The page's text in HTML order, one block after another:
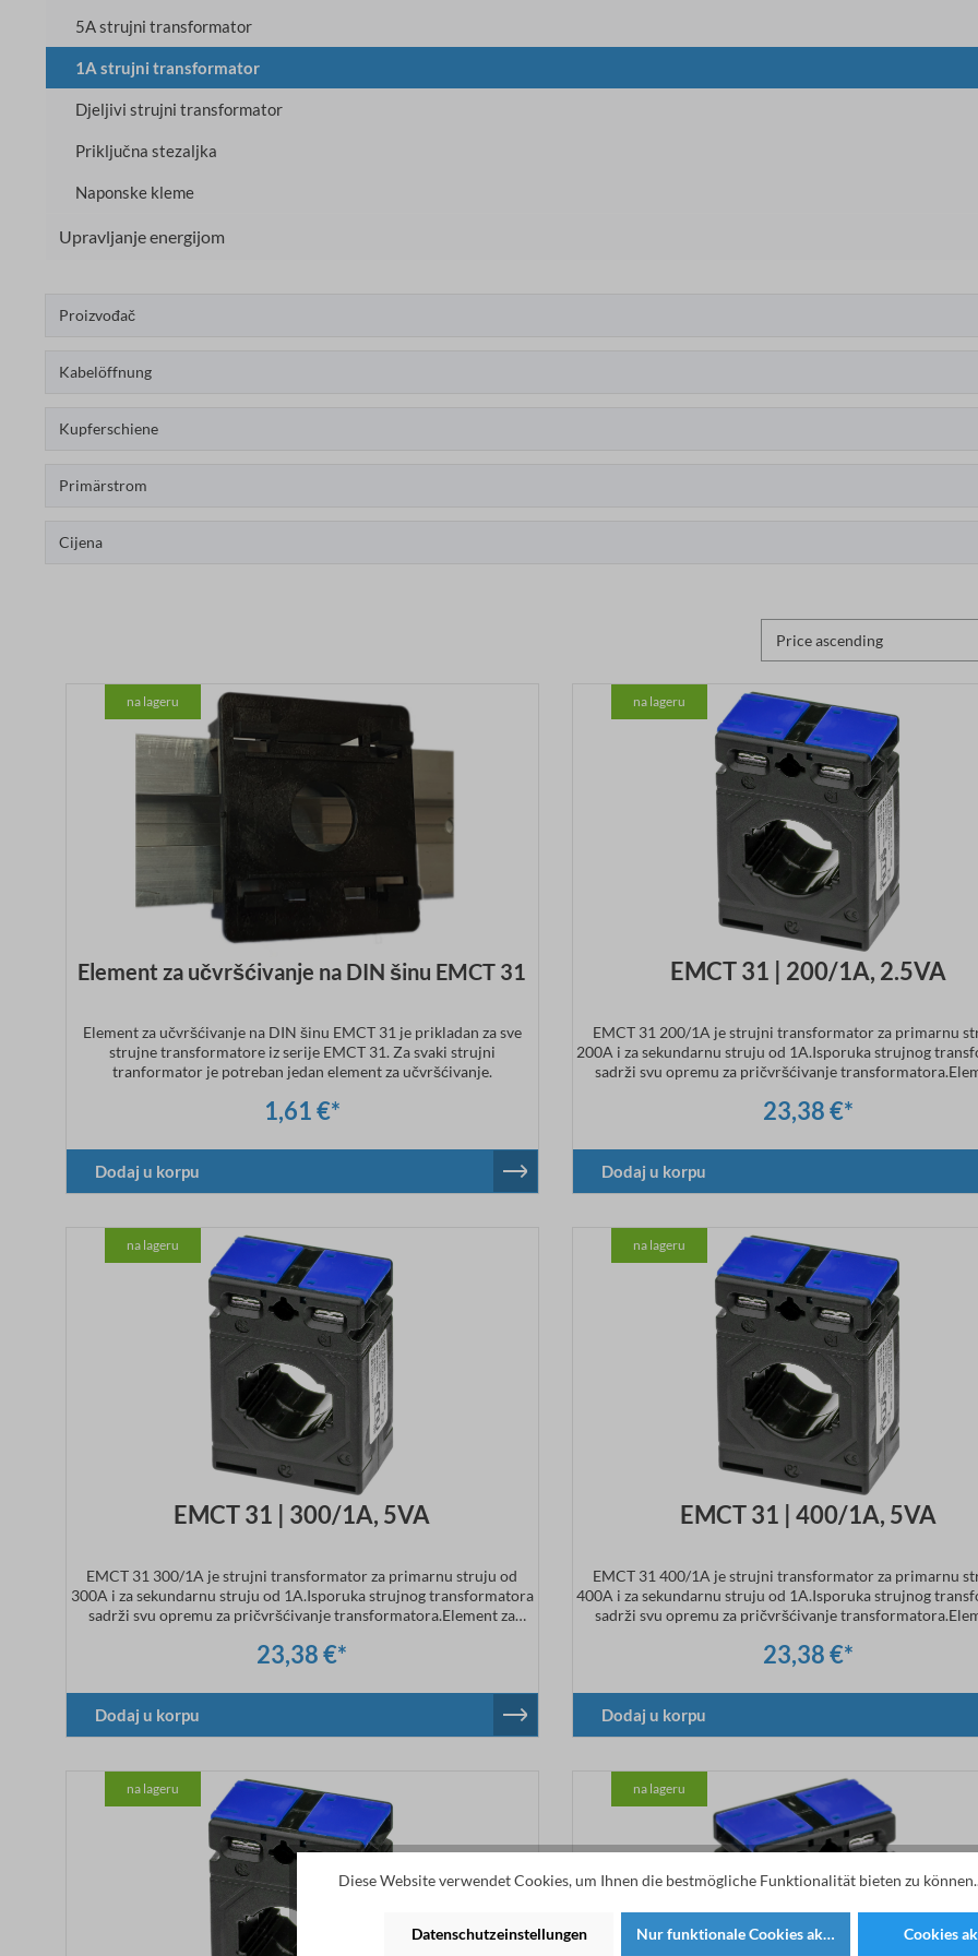
5A strujni transformator
1A strujni transformator
Djeljivi strujni transformator
Priključna stezaljka
Naponske kleme
Upravljanje energijom
Proizvođač
Kabelöffnung
Kupferschiene
Primärstrom
Cijena
na lageru
Element za učvršćivanje na DIN šinu EMCT 31
Element za učvršćivanje na DIN šinu EMCT 31 je prikladan za sve
strujne transformatore iz serije EMCT 31. Za svaki strujni
tranformator je potreban jedan element za učvršćivanje.
1,61 €*
Dodaj u korpu
na lageru
EMCT 31 | 200/1A, 2.5VA
EMCT 31 200/1A je strujni transformator za primarnu
200A i za sekundarnu struju od 1A.Isporuka strujnog
sadrži svu opremu za pričvršćivanje
Tehnički podaci Primarna struja: 150ASekundarna
23,38 €*
Dodaj u korpu
na lageru
EMCT 31 | 300/1A, 5VA
EMCT 31 300/1A je strujni transformator za primarnu struju od
300A i za sekundarnu struju od 1A.Isporuka strujnog transformatora
sadrži svu opremu za pričvršćivanje transformatora.Element za
Tehnički podaci Primarna struja: 300ASekundarna struja:
23,38 €*
Dodaj u korpu
na lageru
EMCT 31 | 400/1A, 5VA
EMCT 31 400/1A je strujni transformator za primarnu
400A i za sekundarnu struju od 1A.Isporuka strujnog
sadrži svu opremu za pričvršćivanje
Tehnički podaci Primarna struja: 400ASekundarna
23,38 €*
Dodaj u korpu
na lageru na lageru
Diese Website verwendet Cookies, um Ihnen die bestmögliche Funktionalität bieten zu
Datenschutzeinstellungen Nur funktionale Cookies akzeptieren Cookies